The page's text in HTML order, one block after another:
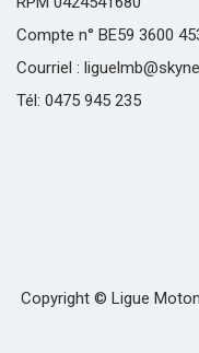
Compte n° BE59 3600
Courriel :
Tél: 0475 945 235
Copyright © Ligue